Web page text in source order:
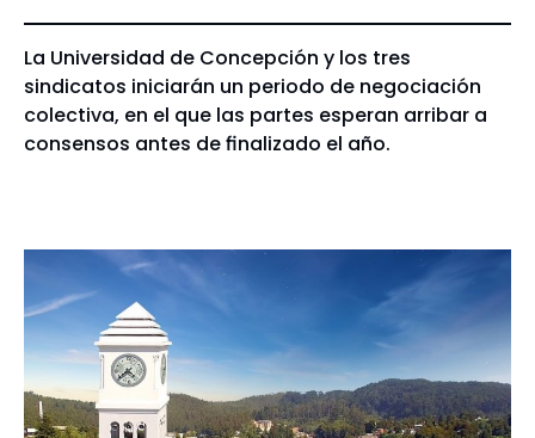
La Universidad de Concepción y los tres
sindicatos iniciarán un periodo de negociación
colectiva, en el que las partes esperan arribar a
consensos antes de finalizado el año.